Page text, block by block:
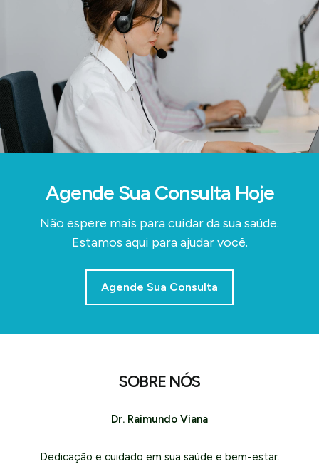
Agende Sua Consulta Hoje
Não espere mais para cuidar da sua saúde.
Estamos aqui para ajudar você.
Agende Sua Consulta
SOBRE NÓS
Dr. Raimundo Viana
Dedicação e cuidado em sua saúde e bem-estar.